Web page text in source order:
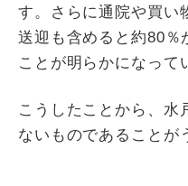
す。さらに通院や買い
送迎も含めると約80％
ことが明らかになって
こうしたことから、水
ないものであることが